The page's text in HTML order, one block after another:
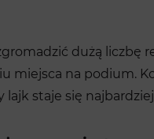
dużą liczbę
miejsca na podium.
staje się